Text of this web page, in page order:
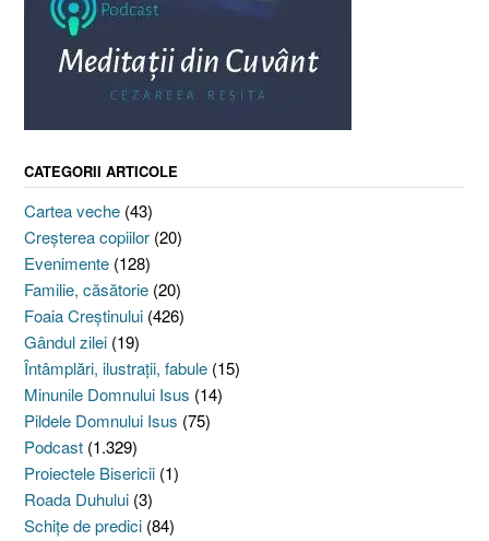
CATEGORII ARTICOLE
Cartea veche (43)
Creşterea copiilor (20)
Evenimente (128)
Familie, căsătorie (20)
Foaia Creştinului (426)
Gândul zilei (19)
Întâmplări, ilustraţii, fabule (15)
Minunile Domnului Isus (14)
Pildele Domnului Isus (75)
Podcast (1.329)
Proiectele Bisericii (1)
Roada Duhului (3)
Schiţe de predici (84)